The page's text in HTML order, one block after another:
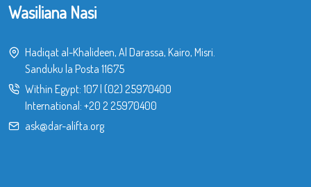
Wasiliana Nasi
Hadiqat al-Khalideen, Al Darassa, Kairo, Misri.
Sanduku la Posta 11675
Within Egypt: 107| (02) 25970400
International: +20 2 25970400
ask@dar-alifta.org